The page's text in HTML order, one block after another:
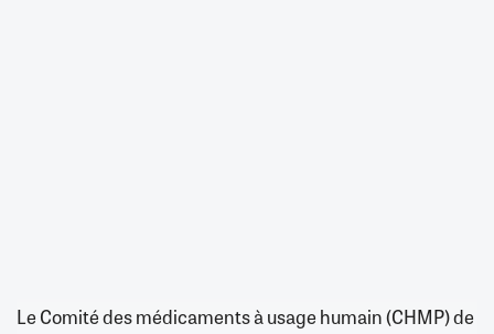
Le Comité des médicaments à usage humain (CHMP) de